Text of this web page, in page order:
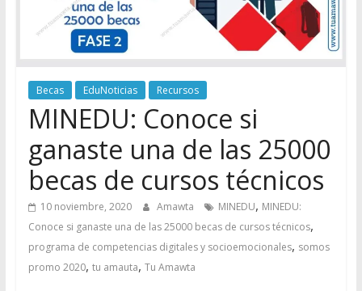
Becas EduNoticias Recursos
MINEDU: Conoce si
ganaste una de las 25000
becas de cursos técnicos
10 noviembre, 2020 Amawta MINEDU, MINEDU:
Conoce si ganaste una de las 25000 becas de cursos técnicos,
programa de competencias digitales y socioemocionales, somos
promo 2020, tu amauta, Tu Amawta